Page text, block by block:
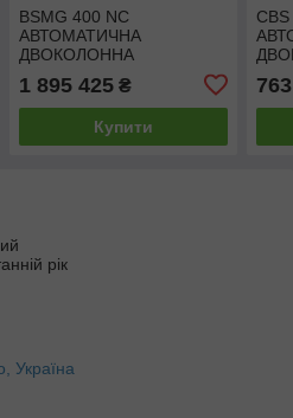
BSMG 400 NC
АВТОМАТИЧНА
ДВОКОЛОННА
Bernardo
1 895 425₴
Купити
рік
Україна